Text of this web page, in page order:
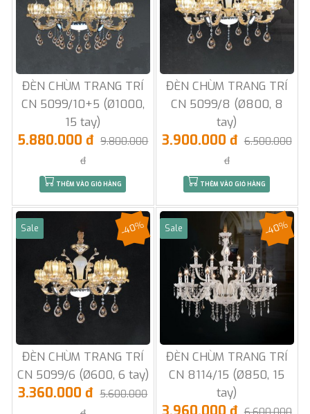
ĐÈN CHÙM TRANG TRÍ
CN 5099/10+5 (Ø1000,
15 tay)
5.880.000 đ 9.800.000
đ
THÊM VÀO GIỎ HÀNG
ĐÈN CHÙM TRANG TRÍ
CN 5099/8 (Ø800, 8
tay)
3.900.000 đ 6.500.000
đ
THÊM VÀO GIỎ HÀNG
Sale
ĐÈN CHÙM TRANG TRÍ
CN 5099/6 (Ø600, 6 tay)
-40%
3.360.000 đ 5.600.000
Sale
ĐÈN CHÙM TRANG TRÍ
CN 8114/15 (Ø850, 15
tay)
-40%